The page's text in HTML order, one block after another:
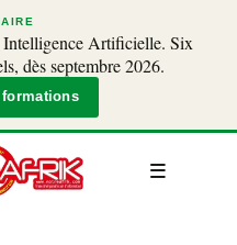
Artificielle. Six
dès septembre 2026.
formations